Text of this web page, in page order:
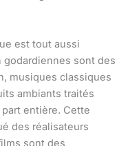
est tout aussi
sont des
musiques classiques
ambiants traités
entière. Cette
des réalisateurs